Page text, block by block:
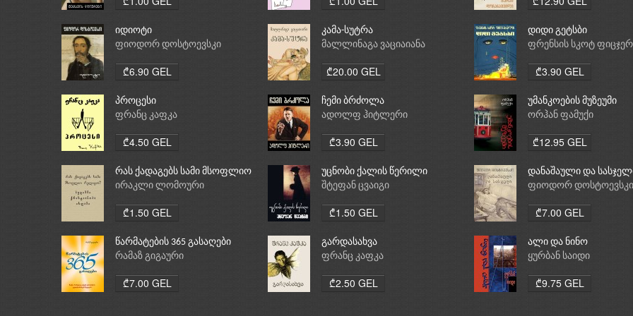
იდიოტი
ფიოდორ დოსტოევსკი
₾6.90 GEL
კამა-სუტრა
მალლინაგა ვაციაიანა
₾20.00 GEL
დიდი გეტსბი
ფრენსის სკოტ
₾3.90 GEL
პროცესი
ფრანც კაფკა
₾4.50 GEL
ჩემი ბრძოლა
ადოლფ ჰიტლერი
₾3.90 GEL
უმანკოების მუზეუმი
ორჰან ფამუქი
₾12.95 GEL
რას ქადაგებს სამი მსოფლიო
რელიგია: ბუდიზმი,
ირაკლი ლომოური
₾1.50 GEL
უცნობი ქალის წერილი
შტეფან ცვაიგი
₾1.50 GEL
დანაშაული და
ფიოდორ დოსტოევსკი
₾7.00 GEL
წარმატების 365 გასაღები
რამაზ გიგაური
₾7.00 GEL
გარდასახვა
ფრანც კაფკა
₾2.50 GEL
ალი და ნინო
ყურბან საიდი
₾9.75 GEL